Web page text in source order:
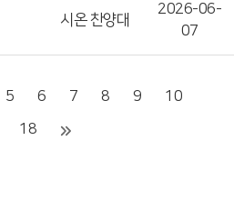
시온 찬양대
2026-06-
07
5 6 7 8 9 10
18